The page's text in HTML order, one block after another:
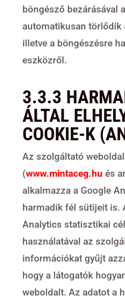
böngésző bezárásával
automatikusan törlődik
illetve a böngészésre
eszközről.
3.3.3
ÁLTAL
COOKIE-K
Az szolgáltató
(www.mintaceg.hu és
alkalmazza a Google
harmadik fél sütijeit is.
Analytics statisztikai
használatával az
információkat gyűjt
hogy a látogatók
weboldalt. Az adatot a